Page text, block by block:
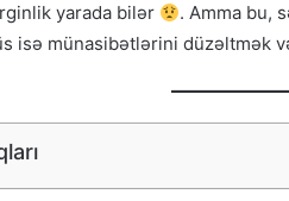
yarada bilər
. Amma bu,
isə münasibətlərini düzəltmək